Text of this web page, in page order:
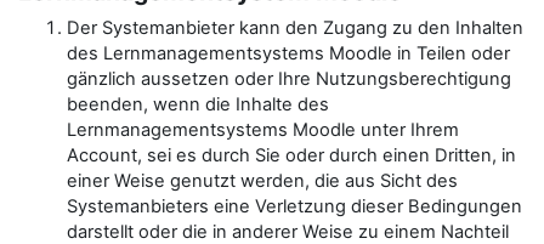
Der Systemanbieter kann den Zugang zu den Inhalten
des Lernmanagementsystems Moodle in Teilen oder
gänzlich aussetzen oder Ihre Nutzungsberechtigung
beenden, wenn die Inhalte des
Lernmanagementsystems Moodle unter Ihrem
Account, sei es durch Sie oder durch einen Dritten, in
einer Weise genutzt werden, die aus Sicht des
Systemanbieters eine Verletzung dieser Bedingungen
darstellt oder die in anderer Weise zu einem Nachteil